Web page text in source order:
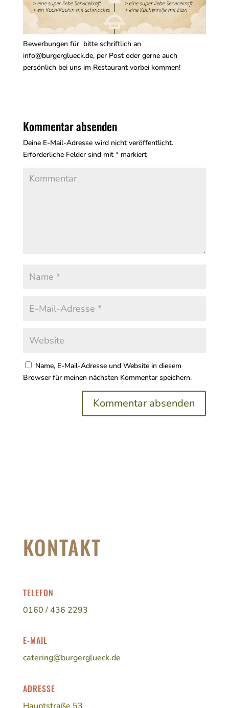
Bewerbungen für bitte schriftlich an
info@burgerglueck.de, per Post oder gerne auch
persönlich bei uns im Restaurant vorbei kommen!
Kommentar absenden
Deine E-Mail-Adresse wird nicht veröffentlicht.
Erforderliche Felder sind mit *markiert
Name, E-Mail-Adresse und Website in diesem
Browser für meinen nächsten Kommentar speichern.
KONTAKT
TELEFON
0160 / 436 2293
E-MAIL
catering@burgerglueck.de
ADRESSE